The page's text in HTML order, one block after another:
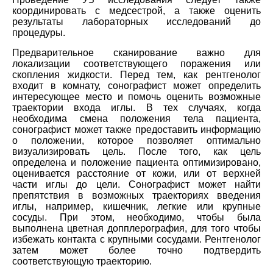
координировать с медсестрой, а также оценить
результаты лабораторных исследований до
процедуры.
Предварительное сканирование важно для
локализации соответствующего поражения или
скопления жидкости. Перед тем, как рентгенолог
входит в комнату, сонографист может определить
интересующее место и помочь оценить возможные
траектории входа иглы. В тех случаях, когда
необходима смена положения тела пациента,
сонографист может также предоставить информацию
о положении, которое позволяет оптимально
визуализировать цель. После того, как цель
определена и положение пациента оптимизировано,
оценивается расстояние от кожи, или от верхней
части иглы до цели. Сонографист может найти
препятствия в возможных траекториях введения
иглы, например, кишечник, легкие или крупные
сосуды. При этом, необходимо, чтобы была
выполнена цветная допплерография, для того чтобы
избежать контакта с крупными сосудами. Рентгенолог
затем может более точно подтвердить
соответствующую траекторию.